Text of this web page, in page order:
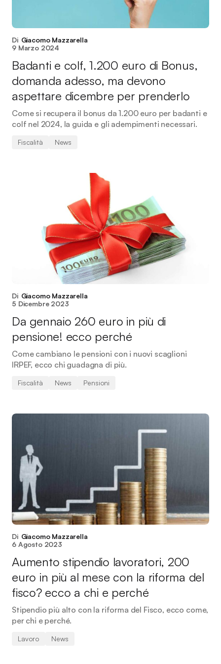
Di Giacomo Mazzarella
9 Marzo 2024
Badanti e colf, 1.200 euro di Bonus,
domanda adesso, ma devono
aspettare dicembre per prenderlo
Come si recupera il bonus da 1.200 euro per badanti e
colf nel 2024, la guida e gli adempimenti necessari.
Fiscalità News
Di Giacomo Mazzarella
5 Dicembre 2023
Da gennaio 260 euro in più di
pensione! ecco perché
Come cambiano le pensioni con i nuovi scaglioni
IRPEF, ecco chi guadagna di più.
Fiscalità News Pensioni
Di Giacomo Mazzarella
6 Agosto 2023
Aumento stipendio lavoratori, 200
euro in più al mese con la riforma del
fisco? ecco a chi e perché
Stipendio più alto con la riforma del Fisco, ecco come,
per chi e perché.
Lavoro News